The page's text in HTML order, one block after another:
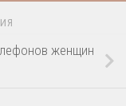
женщин